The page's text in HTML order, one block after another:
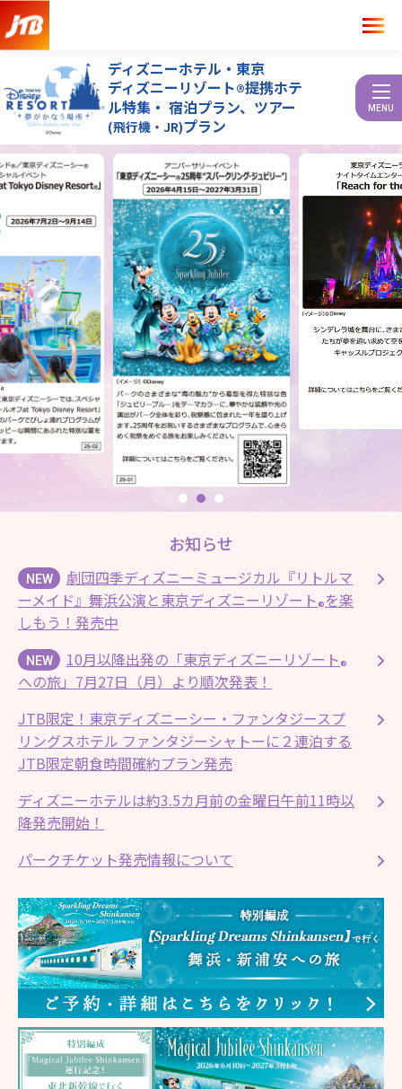
ディズニーホテル・東京
ディズニーリゾート®提携ホテ
ル特集・ 宿泊プラン、ツアー
(飛行機・JR)プラン
MENU
お知らせ
NEW
劇団四季ディズニーミュージカル『リトルマ
ーメイド』舞浜公演と東京ディズニーリゾート®を楽
しもう！発売中
NEW 10月以降出発の「東京ディズニーリゾート®
への旅」7月27日（月）より順次発表！
JTB限定！東京ディズニーシー・ファンタジースプ
リングスホテル ファンタジーシャトーに２連泊する
JTB限定朝食時間確約プラン発売
ディズニーホテルは約3.5カ月前の金曜日午前11時以
降発売開始！
パークチケット発売情報について